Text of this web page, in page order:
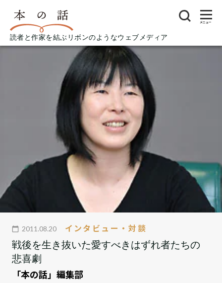
読者と作家を結ぶリボンのようなウェブメディア
メニュー
2011.08.20 インタビュー・対談
戦後を生き抜いた愛すべきはずれ者たちの
悲喜劇
「本の話」編集部